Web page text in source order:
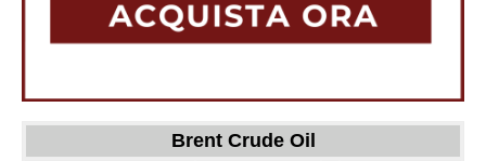
Brent Crude Oil